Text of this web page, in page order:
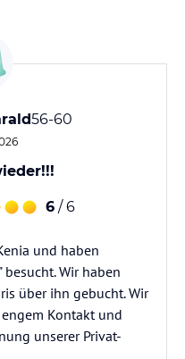
56-60
6 / 6
und haben
besucht. Wir haben
über ihn gebucht. Wir
Kontakt und
unserer Privat-